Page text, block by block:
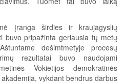
įranga širdies ir kraujagyslių
buvo pripažinta geriausia tų metų
dešimtmetyje procesų
rezultatai buvo naudojami
Vokietijos demokratinės
vykdant bendrus darbus